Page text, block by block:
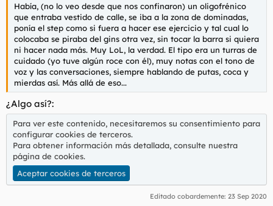
Había, (no lo veo desde que nos confinaron) un oligofrénico
que entraba vestido de calle, se iba a la zona de dominadas,
ponía el step como si fuera a hacer ese ejercicio y tal cual lo
colocaba se piraba del gins otra vez, sin tocar la barra si quiera
ni hacer nada más. Muy LoL, la verdad. El tipo era un turras de
cuidado (yo tuve algún roce con él), muy notas con el tono de
voz y las conversaciones, siempre hablando de putas, coca y
mierdas así. Más allá de eso...
¿Algo así?:
Para ver este contenido, necesitaremos su consentimiento para
configurar cookies de terceros.
Para obtener información más detallada, consulte nuestra
página de cookies.
Aceptar cookies de terceros
Editado cobardemente: 23 Sep 2020